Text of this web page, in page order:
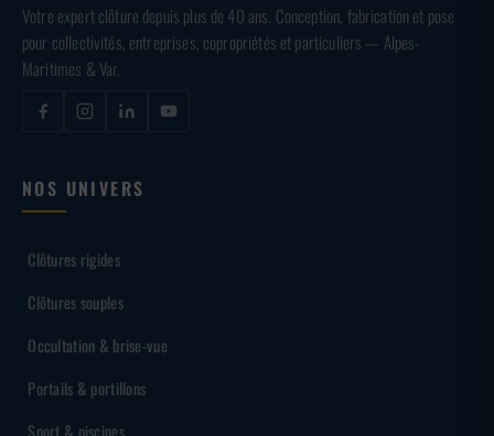
Votre expert clôture depuis plus de 40 ans. Conception, fabrication et pose
pour collectivités, entreprises, copropriétés et particuliers — Alpes-
Maritimes & Var.
NOS UNIVERS
Clôtures rigides
Clôtures souples
Occultation & brise-vue
Portails & portillons
Sport & piscines